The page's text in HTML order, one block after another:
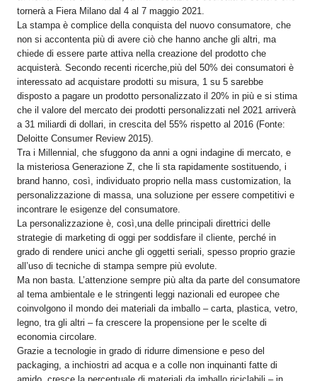
tornerà a Fiera Milano dal 4 al 7 maggio 2021.
La stampa è complice della conquista del nuovo consumatore, che
non si accontenta più di avere ciò che hanno anche gli altri, ma
chiede di essere parte attiva nella creazione del prodotto che
acquisterà. Secondo recenti ricerche,più del 50% dei consumatori è
interessato ad acquistare prodotti su misura, 1 su 5 sarebbe
disposto a pagare un prodotto personalizzato il 20% in più e si stima
che il valore del mercato dei prodotti personalizzati nel 2021 arriverà
a 31 miliardi di dollari, in crescita del 55% rispetto al 2016 (Fonte:
Deloitte Consumer Review 2015).
Tra i Millennial, che sfuggono da anni a ogni indagine di mercato, e
la misteriosa Generazione Z, che li sta rapidamente sostituendo, i
brand hanno, così, individuato proprio nella mass customization, la
personalizzazione di massa, una soluzione per essere competitivi e
incontrare le esigenze del consumatore.
La personalizzazione è, così,una delle principali direttrici delle
strategie di marketing di oggi per soddisfare il cliente, perché in
grado di rendere unici anche gli oggetti seriali, spesso proprio grazie
all’uso di tecniche di stampa sempre più evolute.
Ma non basta. L’attenzione sempre più alta da parte del consumatore
al tema ambientale e le stringenti leggi nazionali ed europee che
coinvolgono il mondo dei materiali da imballo – carta, plastica, vetro,
legno, tra gli altri – fa crescere la propensione per le scelte di
economia circolare.
Grazie a tecnologie in grado di ridurre dimensione e peso del
packaging, a inchiostri ad acqua e a colle non inquinanti fatte di